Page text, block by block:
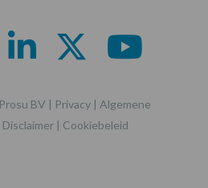
BV | Privacy | Algemene
Disclaimer | Cookiebeleid